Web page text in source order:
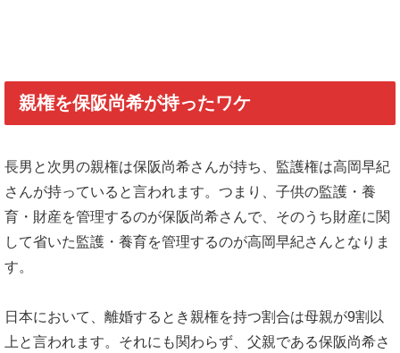
親権を保阪尚希が持ったワケ
長男と次男の親権は保阪尚希さんが持ち、監護権は高岡早紀
さんが持っていると言われます。つまり、子供の監護・養
育・財産を管理するのが保阪尚希さんで、そのうち財産に関
して省いた監護・養育を管理するのが高岡早紀さんとなりま
す。
日本において、離婚するとき親権を持つ割合は母親が9割以
上と言われます。それにも関わらず、父親である保阪尚希さ